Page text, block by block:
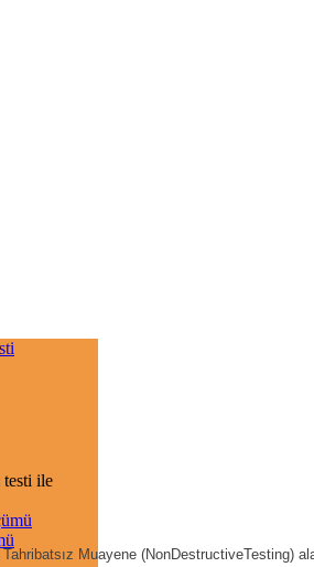
ile
Muayene (NonDestructiveTesting)